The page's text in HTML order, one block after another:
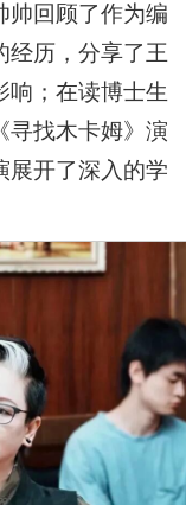
帅回顾了作为编
经历，分享了王
响；在读博士生
寻找木卡姆》演
展开了深入的学